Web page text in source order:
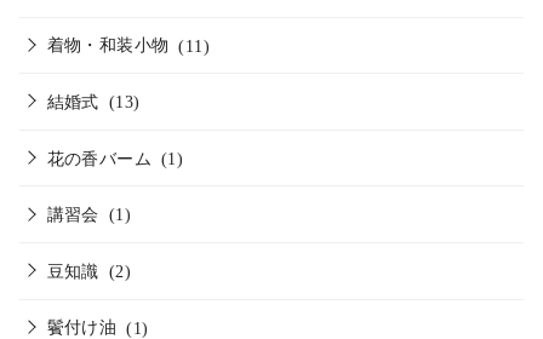
着物・和装小物 (11)
結婚式 (13)
花の香バーム (1)
講習会 (1)
豆知識 (2)
鬢付け油 (1)